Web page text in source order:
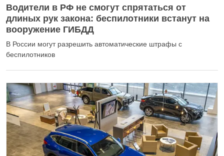
Водители в РФ не смогут спрятаться от
длиных рук закона: беспилотники встанут на
вооружение ГИБДД
В России могут разрешить автоматические штрафы с
беспилотников